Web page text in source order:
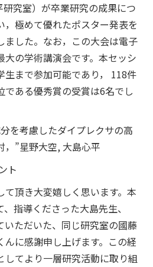
究室）が卒業研究の成果につ
，極めて優れたポスター発表を
ました。なお，この大会は電子
の学術講演会です。本セッシ
生まで参加可能であり， 118件
である優秀賞の受賞は6名でし
を考慮したダイプレクサの高
，”星野大空, 大島心平
ト
て頂き大変嬉しく思います。本
指導くださった大島先生、
いただいた、同じ研究室の國藤
んに感謝申し上げます。この経
してより一層研究活動に取り組